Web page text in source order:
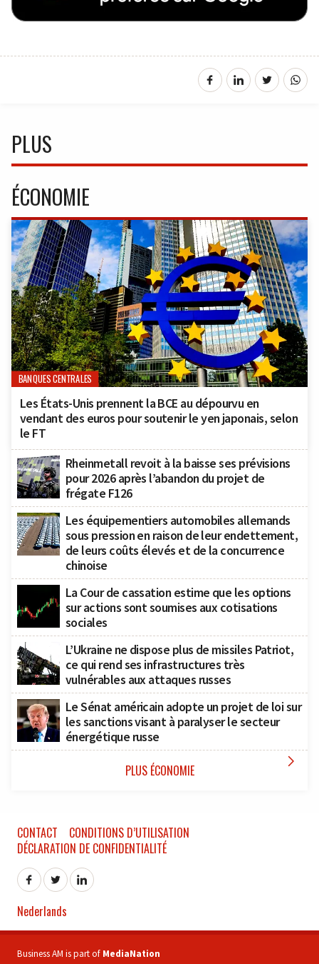
PLUS
ÉCONOMIE
BANQUES CENTRALES
Les États-Unis prennent la BCE au dépourvu en
vendant des euros pour soutenir le yen japonais, selon
le FT
Rheinmetall revoit à la baisse ses prévisions
pour 2026 après l’abandon du projet de
frégate F126
Les équipementiers automobiles allemands
sous pression en raison de leur endettement,
de leurs coûts élevés et de la concurrence
chinoise
La Cour de cassation estime que les options
sur actions sont soumises aux cotisations
sociales
L’Ukraine ne dispose plus de missiles Patriot,
ce qui rend ses infrastructures très
vulnérables aux attaques russes
Le Sénat américain adopte un projet de loi sur
les sanctions visant à paralyser le secteur
énergétique russe
PLUS ÉCONOMIE 
CONTACT
CONDITIONS D’UTILISATION
DÉCLARATION DE CONFIDENTIALITÉ
Nederlands
Business AM is part of MediaNation